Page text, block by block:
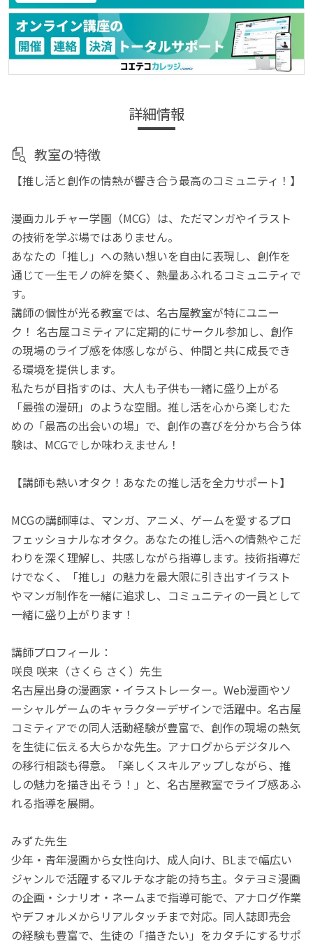
詳細情報
教室の特徴
【推し活と創作の情熱が響き合う最高のコミュニティ！】
漫画カルチャー学園（MCG）は、ただマンガやイラスト
の技術を学ぶ場ではありません。
あなたの「推し」への熱い想いを自由に表現し、創作を
通じて一生モノの絆を築く、熱量あふれるコミュニティで
す。
講師の個性が光る教室では、名古屋教室が特にユニー
ク！ 名古屋コミティアに定期的にサークル参加し、創作
の現場のライブ感を体感しながら、仲間と共に成長でき
る環境を提供します。
私たちが目指すのは、大人も子供も一緒に盛り上がる
「最強の漫研」のような空間。推し活を心から楽しむた
めの「最高の出会いの場」で、創作の喜びを分かち合う体
験は、MCGでしか味わえません！
【講師も熱いオタク！あなたの推し活を全力サポート】
MCGの講師陣は、マンガ、アニメ、ゲームを愛するプロ
フェッショナルなオタク。あなたの推し活への情熱やこだ
わりを深く理解し、共感しながら指導します。技術指導だ
けでなく、「推し」の魅力を最大限に引き出すイラスト
やマンガ制作を一緒に追求し、コミュニティの一員として
一緒に盛り上がります！
講師プロフィール：
咲良 咲来（さくら さく）先生
名古屋出身の漫画家・イラストレーター。Web漫画やソ
ーシャルゲームのキャラクターデザインで活躍中。名古屋
コミティアでの同人活動経験が豊富で、創作の現場の熱気
を生徒に伝える大らかな先生。アナログからデジタルへ
の移行相談も得意。「楽しくスキルアップしながら、推
しの魅力を描き出そう！」と、名古屋教室でライブ感あふ
れる指導を展開。
みずた先生
少年・青年漫画から女性向け、成人向け、BLまで幅広い
ジャンルで活躍するマルチな才能の持ち主。タテヨミ漫画
の企画・シナリオ・ネームまで指導可能で、アナログ作業
やデフォルメからリアルタッチまで対応。同人誌即売会
の経験も豊富で、生徒の「描きたい」をカタチにするサポ